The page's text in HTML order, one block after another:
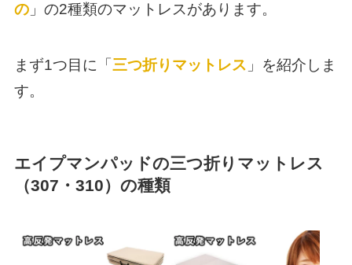
の」の2種類のマットレスがあります。
まず1つ目に「 三つ折りマットレス 」を紹介しま
す。
エイプマンパッドの三つ折りマットレス
（307・310）の種類